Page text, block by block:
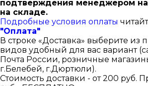
подтверждения менеджером
на складе.
Подробные условия оплаты
"Оплата"
В строке «Доставка» выберите из
видов удобный для вас вариант
Почта России, розничные
г.Белебей, г.Дюртюли).
Стоимость доставки - от 200 руб.